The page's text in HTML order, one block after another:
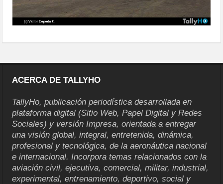
ACERCA DE TALLYHO
TallyHo, publicación periodística desarrollada en
plataforma digital (Sitio Web, Papel Digital y Redes
Sociales) y versión Impresa, orientada a entregar
una visión global, integral, entretenida, dinámica,
profesional y tecnológica, de la aeronáutica nacional
e internacional. Incorpora temas relacionados con la
aviación civil, ejecutiva, comercial, militar, industrial,
experimental, entrenamiento, deportivo, social y